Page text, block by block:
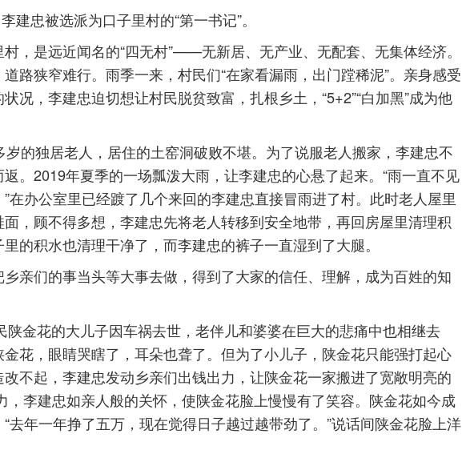
忠被选派为口子里村的“第一书记”。
是远近闻名的“四无村”——无新居、无产业、无配套、无集体经济。
路狭窄难行。雨季一来，村民们“在家看漏雨，出门蹚稀泥”。亲身感受
况，李建忠迫切想让村民脱贫致富，扎根乡土，“5+2”“白加黑”成为他
独居老人，居住的土窑洞破败不堪。为了说服老人搬家，李建忠不
。2019年夏季的一场瓢泼大雨，让李建忠的心悬了起来。“雨一直不见
在办公室里已经踱了几个来回的李建忠直接冒雨进了村。此时老人屋里
，顾不得多想，李建忠先将老人转移到安全地带，再回房屋里清理积
的积水也清理干净了，而李建忠的裤子一直湿到了大腿。
们的事当头等大事去做，得到了大家的信任、理解，成为百姓的知
金花的大儿子因车祸去世，老伴儿和婆婆在巨大的悲痛中也相继去
花，眼睛哭瞎了，耳朵也聋了。但为了小儿子，陕金花只能强打起心
不起，李建忠发动乡亲们出钱出力，让陕金花一家搬进了宽敞明亮的
，李建忠如亲人般的关怀，使陕金花脸上慢慢有了笑容。陕金花如今成
去年一年挣了五万，现在觉得日子越过越带劲了。”说话间陕金花脸上洋